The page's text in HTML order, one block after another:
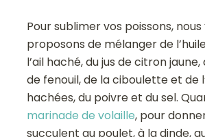
Pour sublimer vos poissons, nous
proposons de mélanger de
l’ail haché, du jus de citron
de fenouil, de la ciboulette et de
hachées, du poivre et du sel.
marinade de volaille, pour
succulent au poulet, à la dinde,